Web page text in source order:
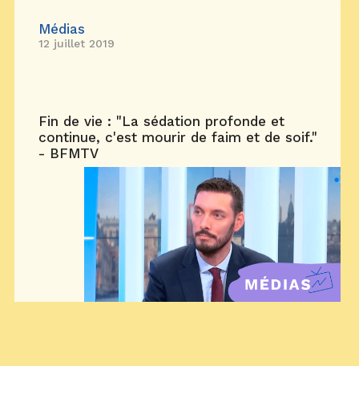
Médias
12 juillet 2019
Fin de vie : "La sédation profonde et
continue, c'est mourir de faim et de soif."
- BFMTV